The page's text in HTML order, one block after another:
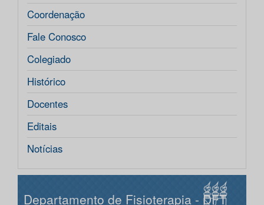
Coordenação
Fale Conosco
Colegiado
Histórico
Docentes
Editais
Notícias
Departamento de Fisioterapia - DFT